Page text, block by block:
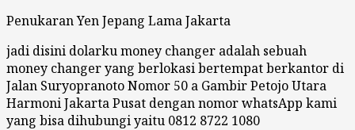
Penukaran Yen Jepang Lama Jakarta
jadi disini dolarku money changer adalah sebuah
money changer yang berlokasi bertempat berkantor di
Jalan Suryopranoto Nomor 50 a Gambir Petojo Utara
Harmoni Jakarta Pusat dengan nomor whatsApp kami
yang bisa dihubungi yaitu 0812 8722 1080